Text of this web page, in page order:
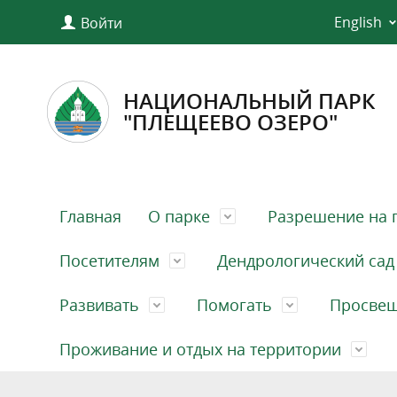
Войти English
НАЦИОНАЛЬНЫЙ ПАРК
"ПЛЕЩЕЕВО ОЗЕРО"
Главная О парке Разрешение на
Посетителям Дендрологический сад
Развивать Помогать
Проживание и отдых на территории